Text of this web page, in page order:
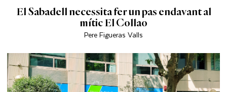
El Sabadell necessita fer un pas endavant al
mític El Collao
Pere Figueras Valls